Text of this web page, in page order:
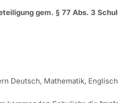
gem. § 77 Abs. 3
Deutsch, Mathematik,